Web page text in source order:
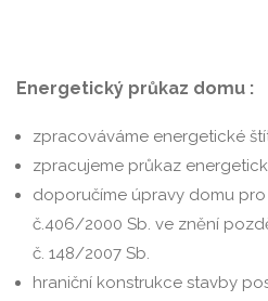
Energetický průkaz domu :
zpracováváme energetické
zpracujeme průkaz
doporučíme úpravy domu
č.406/2000 Sb. ve znění
č. 148/2007 Sb.
hraniční konstrukce stavby